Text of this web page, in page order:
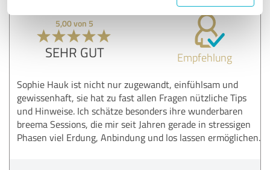
5,00 von 5
SEHR GUT Empfehlung
Sophie Hauk ist nicht nur zugewandt, einfühlsam und
gewissenhaft, sie hat zu fast allen Fragen nützliche Tips
und Hinweise. Ich schätze besonders ihre wunderbaren
breema Sessions, die mir seit Jahren gerade in stressigen
Phasen viel Erdung, Anbindung und los lassen ermöglichen.